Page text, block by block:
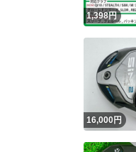
1,398円
16,000円